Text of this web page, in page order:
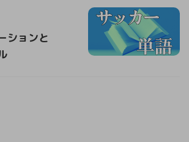
ションと